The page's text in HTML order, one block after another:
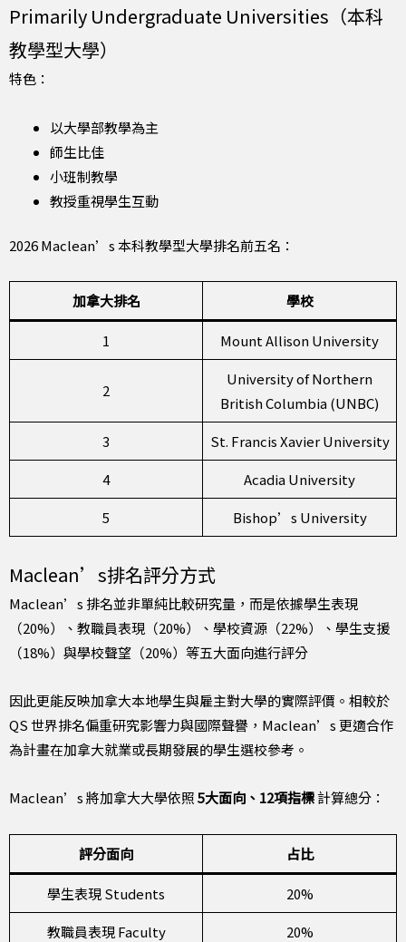
Primarily Undergraduate Universities（本科
教學型大學）
特色：
以大學部教學為主
師生比佳
小班制教學
教授重視學生互動
2026 Maclean’s 本科教學型大學排名前五名：
加拿大排名 學校
1 Mount Allison University
2
University of Northern
British Columbia (UNBC)
3
St. Francis Xavier University
4
Acadia University
5
Bishop’s University
Maclean’s排名評分方式
Maclean’s 排名並非單純比較研究量，而是依據學生表現
（20%）、教職員表現（20%）、學校資源（22%）、學生支援
（18%）與學校聲望（20%）等五大面向進行評分
因此更能反映加拿大本地學生與雇主對大學的實際評價。相較於
QS 世界排名偏重研究影響力與國際聲譽，Maclean’s 更適合作
為計畫在加拿大就業或長期發展的學生選校參考。
Maclean’s 將加拿大大學依照5大面向、12項指標計算總分：
評分面向 占比
學生表現 Students
20%
教職員表現 Faculty
20%